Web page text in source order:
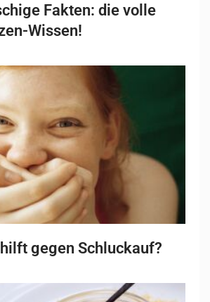
Fakten: die volle
Wissen!
gegen Schluckauf?